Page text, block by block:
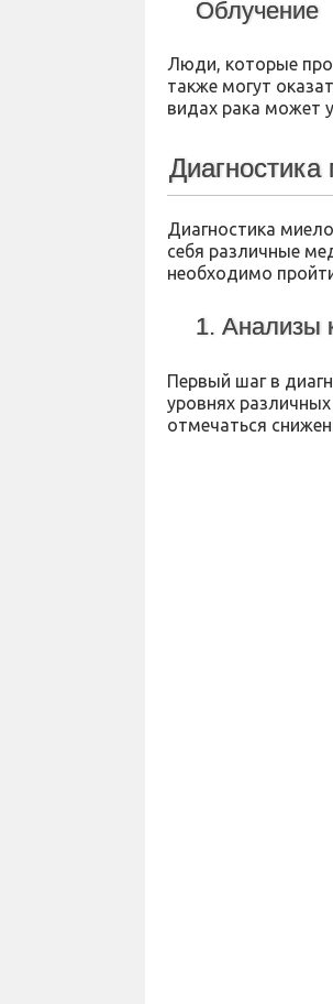
Облучение
Люди, которые
также могут
видах рака может
Диагностика
Диагностика
себя различные
необходимо
1. Анализы
Первый шаг в
уровнях
отмечаться